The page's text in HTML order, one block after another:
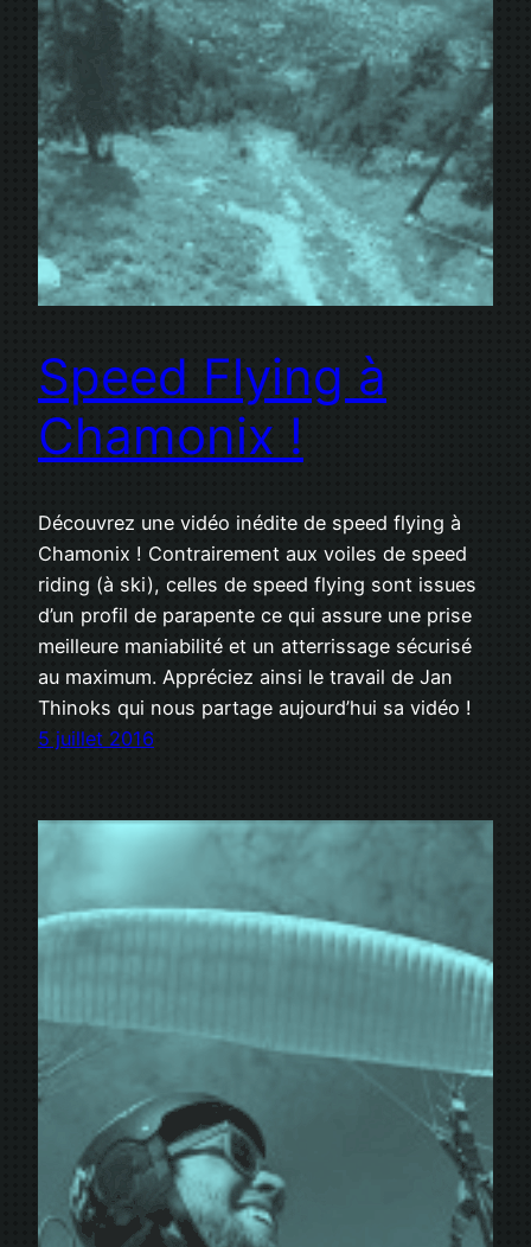
Speed Flying à
Chamonix !
Découvrez une vidéo inédite de speed flying à
Chamonix ! Contrairement aux voiles de speed
riding (à ski), celles de speed flying sont issues
d’un profil de parapente ce qui assure une prise
meilleure maniabilité et un atterrissage sécurisé
au maximum. Appréciez ainsi le travail de Jan
Thinoks qui nous partage aujourd’hui sa vidéo !
5 juillet 2016